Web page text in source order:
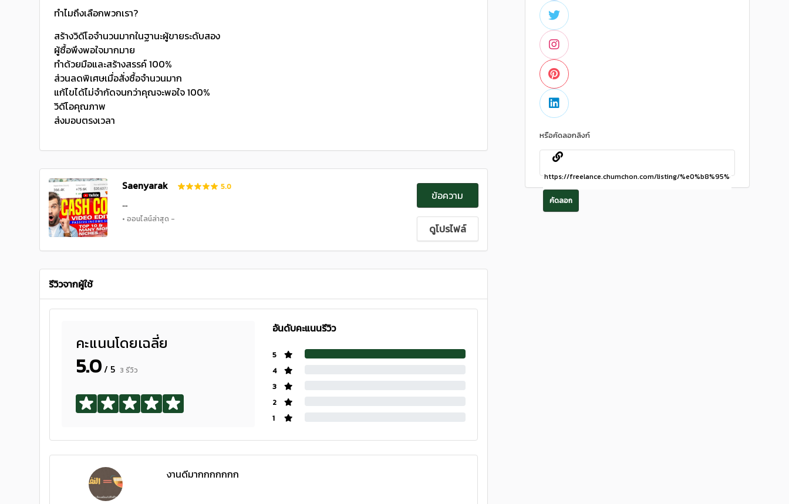
หรือคัดลอกลิงก์
คัดลอก
ทำไมถึงเลือกพวกเรา?
สร้างวิดีโอจำนวนมากในฐานะผู้ขายระดับสอง
ผู้ซื้อพึงพอใจมากมาย
ทำด้วยมือและสร้างสรรค์ 100%
ส่วนลดพิเศษเมื่อสั่งซื้อจำนวนมาก
แก้ไขได้ไม่จำกัดจนกว่าคุณจะพอใจ 100%
วิดีโอคุณภาพ
ส่งมอบตรงเวลา
Saenyarak 5.0
...
• ออนไลน์ล่าสุด -
ข้อความ
ดูโปรไฟล์
รีวิวจากผู้ใช้
คะแนนโดยเฉลี่ย
5.0/ 5 3 รีวิว
อันดับคะแนนรีวิว
5
4
3
2
1
งานดีมากกกกกกก